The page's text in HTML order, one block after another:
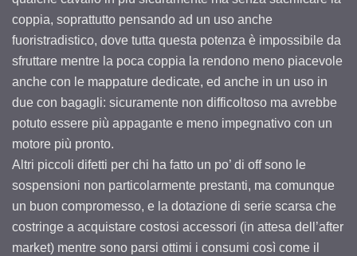
coppia, soprattutto pensando ad un uso anche
fuoristradistico, dove tutta questa potenza è impossibile da
sfruttare mentre la poca coppia la rendono meno piacevole
anche con le mappature dedicate, ed anche in un uso in
due con bagagli: sicuramente non difficoltoso ma avrebbe
potuto essere più appagante e meno impegnativo con un
motore più pronto.
Altri piccoli difetti per chi ha fatto un po’ di off sono le
sospensioni non particolarmente prestanti, ma comunque
un buon compromesso, e la dotazione di serie scarsa che
costringe a acquistare costosi accessori (in attesa dell’after
market) mentre sono parsi ottimi i consumi così come il